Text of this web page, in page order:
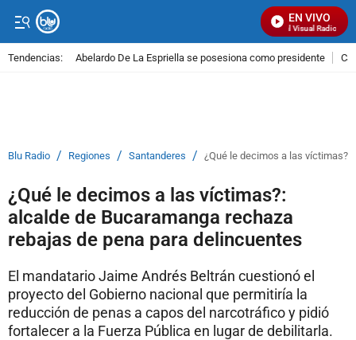
EN VIVO
Señal Visual Radio
Tendencias: Abelardo De La Espriella se posesiona como presidente
Blu Radio / Regiones / Santanderes / ¿Qué le decimos a las víctimas?:
¿Qué le decimos a las víctimas?:
alcalde de Bucaramanga rechaza
rebajas de pena para delincuentes
El mandatario Jaime Andrés Beltrán cuestionó el
proyecto del Gobierno nacional que permitiría la
reducción de penas a capos del narcotráfico y pidió
fortalecer a la Fuerza Pública en lugar de debilitarla.